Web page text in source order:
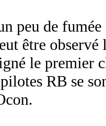
peu de
être observé
le premier
RB se